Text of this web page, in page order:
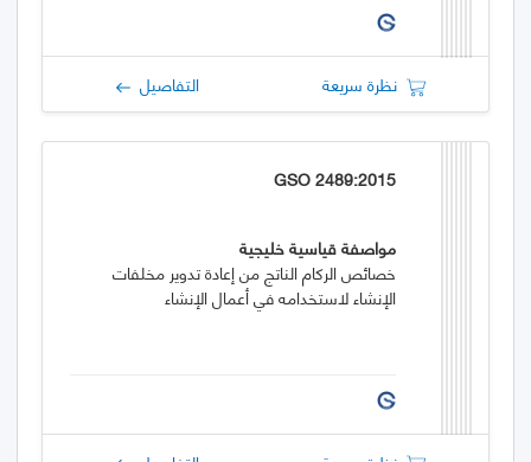
نظرة سريعة التفاصيل
GSO 2489:2015
مواصفة قياسية خليجية
خصائص الركام الناتج من إعادة تدوير مخلفات
الإنشاء لاستخدامه في أعمال الإنشاء